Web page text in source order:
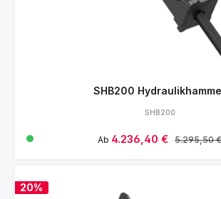
SHB200
SHB200
Verkaufspreis:
Ab 4.236,40 € Regulärer
5.295,50 €
20%